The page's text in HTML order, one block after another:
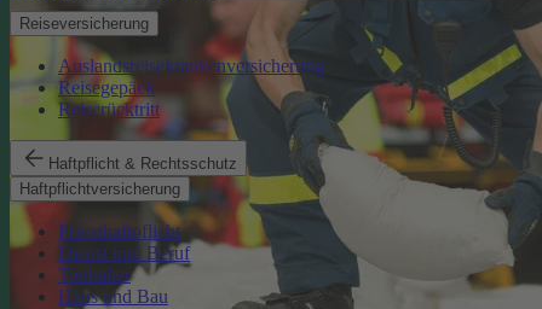
Reiseversicherung
Auslandsreisekrankenversicherung
Reisegepäck
Reiserücktritt
Haftpflicht & Rechtsschutz
Haftpflichtversicherung
Privathaftpflicht
Dienst und Beruf
Tierhalter
Haus und Bau